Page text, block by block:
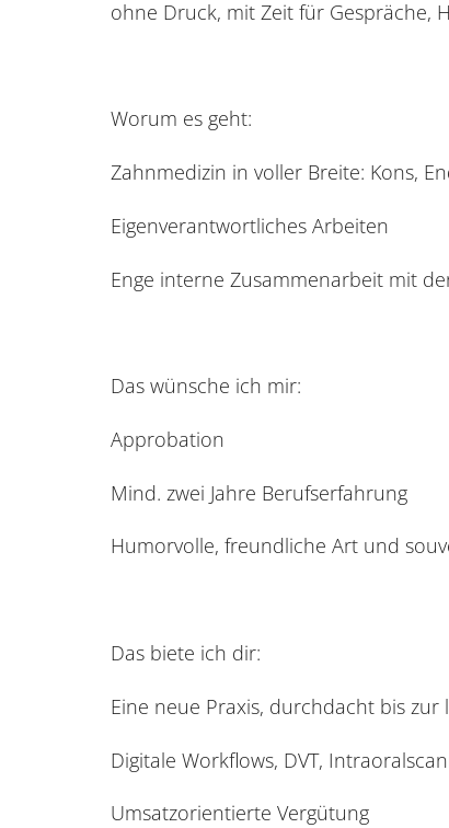
ohne Druck, mit Zeit für Gespräche,
Worum es geht:
Zahnmedizin in voller Breite: Kons,
Eigenverantwortliches Arbeiten
Enge interne Zusammenarbeit mit
Das wünsche ich mir:
Approbation
Mind. zwei Jahre Berufserfahrung
Humorvolle, freundliche Art und
Das biete ich dir:
Eine neue Praxis, durchdacht bis zur
Digitale Workflows, DVT,
Umsatzorientierte Vergütung